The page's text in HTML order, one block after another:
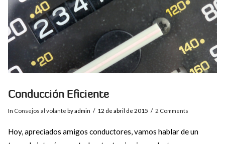
Conducción Eficiente
In Consejos al volante by admin 12 de abril de 2015 2 Comments
Hoy, apreciados amigos conductores, vamos hablar de un